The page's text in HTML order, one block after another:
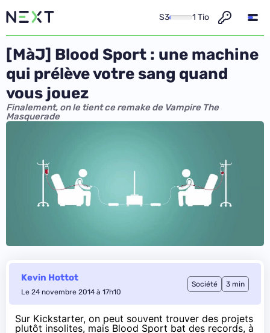
S3 1 Tio
[MàJ] Blood Sport : une machine
qui prélève votre sang quand
vous jouez
Finalement, on le tient ce remake de Vampire The
Masquerade
Kevin Hottot
Le 24 novembre 2014 à 17h10
Société 3 min
Sur Kickstarter, on peut souvent trouver des projets
plutôt insolites, mais Blood Sport bat des records, à